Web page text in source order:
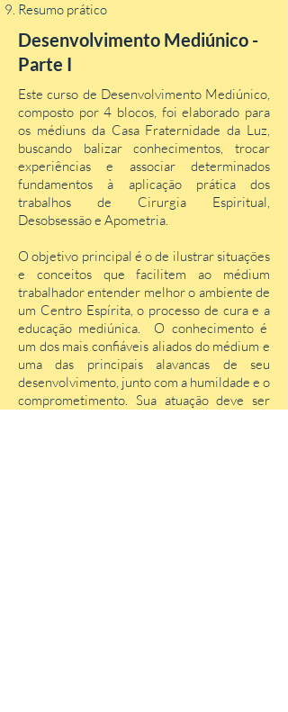
Resumo prático
Desenvolvimento Mediúnico -
Parte I
Este curso de Desenvolvimento Mediúnico,
composto por 4 blocos, foi elaborado para
os médiuns da Casa Fraternidade da Luz,
buscando balizar conhecimentos, trocar
experiências e associar determinados
fundamentos à aplicação prática dos
trabalhos de Cirurgia Espiritual,
Desobsessão e Apometria.
O objetivo principal é o de ilustrar situações
e conceitos que facilitem ao médium
trabalhador entender melhor o ambiente de
um Centro Espírita, o processo de cura e a
educação mediúnica. O conhecimento é
um dos mais confiáveis aliados do médium e
uma das principais alavancas de seu
desenvolvimento, junto com a humildade e o
comprometimento. Sua atuação deve ser